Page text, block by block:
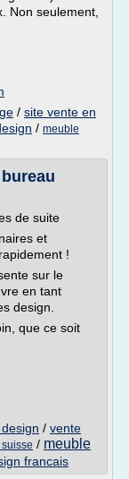
Non seulement,
/ site vente en
/ meuble
de suite
et
!
sur le
en tant
design.
que ce soit
/ vente
/ meuble
francais